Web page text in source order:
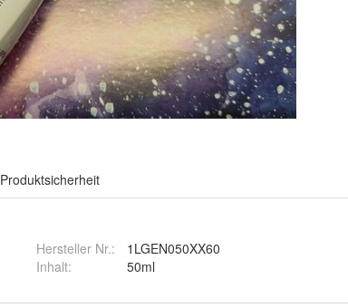
Produktsicherheit
Hersteller Nr.:
1LGEN050XX60
Inhalt: 50ml